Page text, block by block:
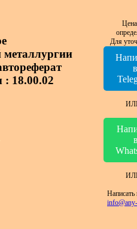
: 18.00.02
Для
в
в
Написать